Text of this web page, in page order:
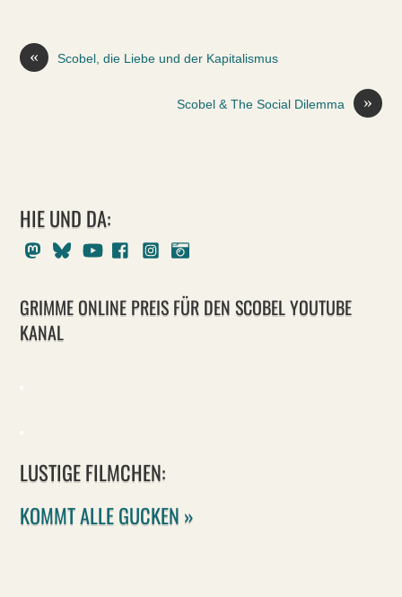
« Scobel, die Liebe und der Kapitalismus
»
Scobel & The Social Dilemma
HIE UND DA:
MastodonBlueskyYoutubeFacebookInstagram
GRIMME ONLINE PREIS FÜR DEN SCOBEL YOUTUBE
KANAL
LUSTIGE FILMCHEN:
KOMMT ALLE GUCKEN »